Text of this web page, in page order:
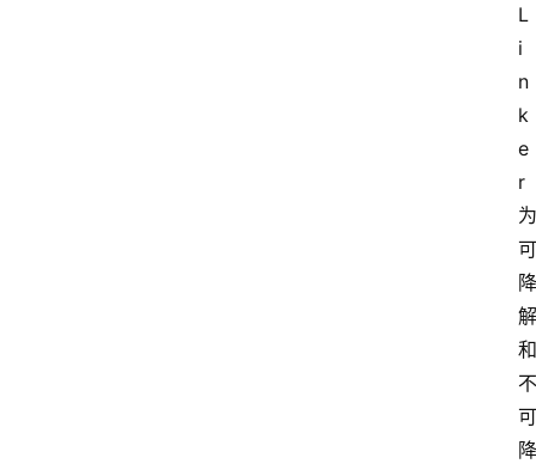
L
i
n
k
e
r
为
可
降
解
和
不
可
降